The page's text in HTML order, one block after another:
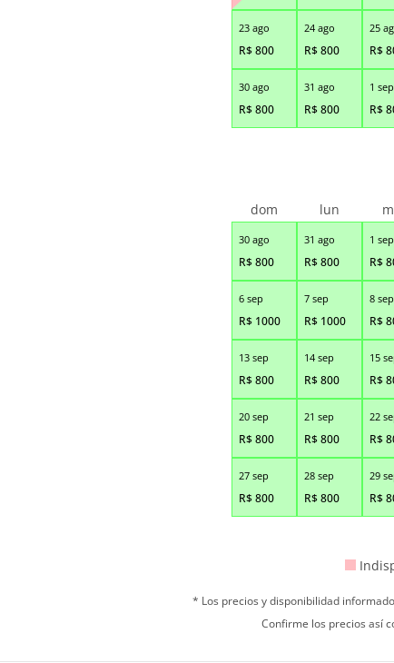
23 ago
R$800
24 ago
R$800
25
R$
30 ago
R$800
31 ago
R$800
1 sep
R$
30 ago
R$800
31 ago
R$800
1 sep
R$
6 sep
R$ 1000
7 sep
R$ 1000
8 sep
R$
13 sep
R$800
14 sep
R$800
15
R$
20 sep
R$800
21 sep
R$800
22
R$
27 sep
R$800
28 sep
R$800
29
R$
dom lun
* Los precios y disponibilidad
Confirme los precios así